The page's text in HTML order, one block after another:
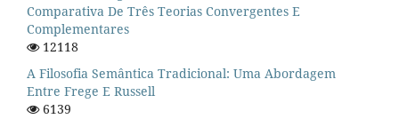
Comparativa De Três Teorias Convergentes E
Complementares
12118
A Filosofia Semântica Tradicional: Uma Abordagem
Entre Frege E Russell
6139